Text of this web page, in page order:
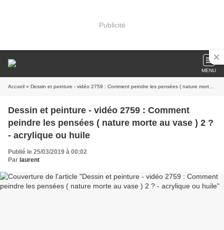
Publicité
MENU
Accueil » Dessin et peinture - vidéo 2759 : Comment peindre les pensées ( nature morte au vase ) 2 ? - acrylique ou huile
Dessin et peinture - vidéo 2759 : Comment
peindre les pensées ( nature morte au vase ) 2 ?
- acrylique ou huile
Publié le 25/03/2019 à 00:02
Par laurent